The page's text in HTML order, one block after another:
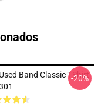
Band Classic TShirt
-20%